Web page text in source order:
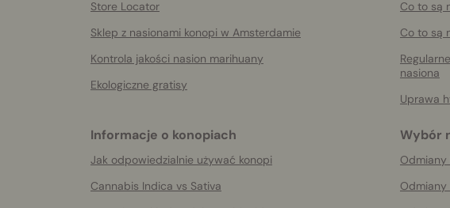
Store Locator
Sklep z nasionami konopi w Amsterdamie
Kontrola jakości nasion marihuany
Ekologiczne gratisy
Co to są
Co to są
nasiona
Uprawa
Informacje o konopiach
Jak odpowiedzialnie używać konopi
Cannabis Indica vs Sativa
Wybór
Odmiany